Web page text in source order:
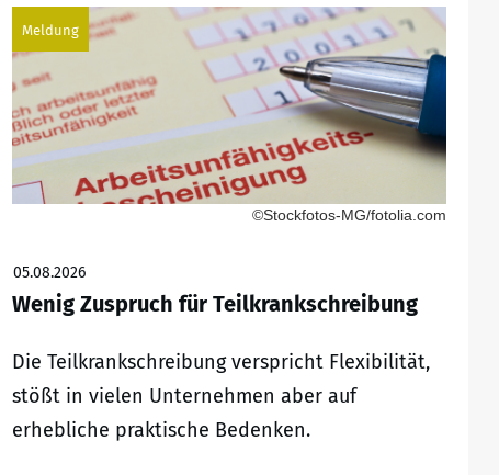
Meldung
©Stockfotos-MG/fotolia.com
05.08.2026
Wenig Zuspruch für Teilkrankschreibung
Die Teilkrankschreibung verspricht Flexibilität,
stößt in vielen Unternehmen aber auf
erhebliche praktische Bedenken.